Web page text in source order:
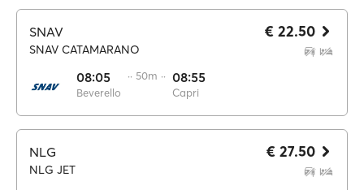
SNAV
SNAV CATAMARANO
08:05
Beverello
·· 50m ·· 08:55
Capri
€ 22.50
NLG
NLG JET
€ 27.50